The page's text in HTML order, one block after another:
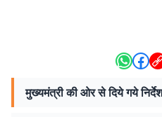
मुख्यमंत्री की ओर से दिये गये